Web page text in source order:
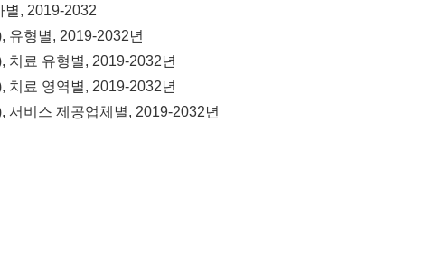
별, 2019-2032
유형별, 2019-2032년
치료 유형별, 2019-2032년
치료 영역별, 2019-2032년
서비스 제공업체별, 2019-2032년